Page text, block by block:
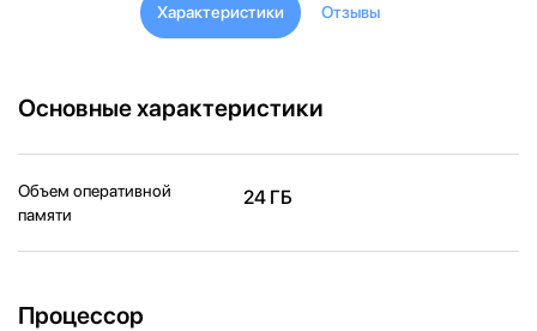
Характеристики Отзывы
Основные характеристики
Объем оперативной
памяти
24 ГБ
Процессор